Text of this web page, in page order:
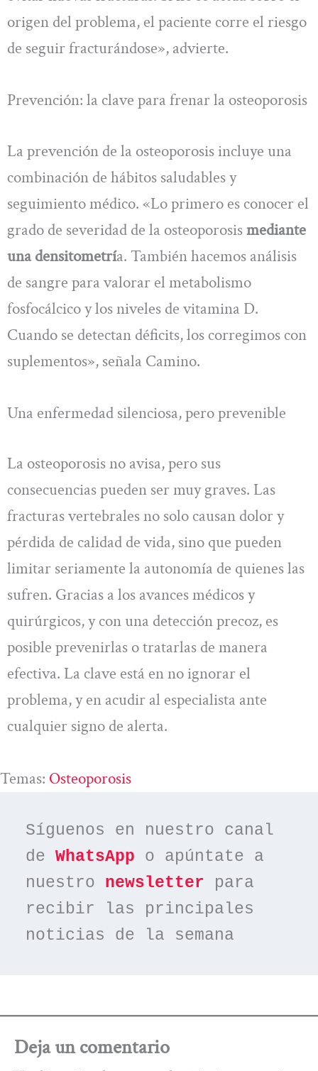
origen del problema, el paciente corre el riesgo
de seguir fracturándose», advierte.
Prevención: la clave para frenar la osteoporosis
La prevención de la osteoporosis incluye una
combinación de hábitos saludables y
seguimiento médico. «Lo primero es conocer el
grado de severidad de la osteoporosismediante
una densitometría. También hacemos análisis
de sangre para valorar el metabolismo
fosfocálcico y los niveles de vitamina D.
Cuando se detectan déficits, los corregimos con
suplementos», señala Camino.
Una enfermedad silenciosa, pero prevenible
La osteoporosis no avisa, pero sus
consecuencias pueden ser muy graves. Las
fracturas vertebrales no solo causan dolor y
pérdida de calidad de vida, sino que pueden
limitar seriamente la autonomía de quienes las
sufren. Gracias a los avances médicos y
quirúrgicos, y con una detección precoz, es
posible prevenirlas o tratarlas de manera
efectiva. La clave está en no ignorar el
problema, y en acudir al especialista ante
cualquier signo de alerta.
Temas: Osteoporosis
Síguenos en nuestro canal
de WhatsApp o apúntate a
nuestro newsletter para
recibir las principales
noticias de la semana
Deja un comentario